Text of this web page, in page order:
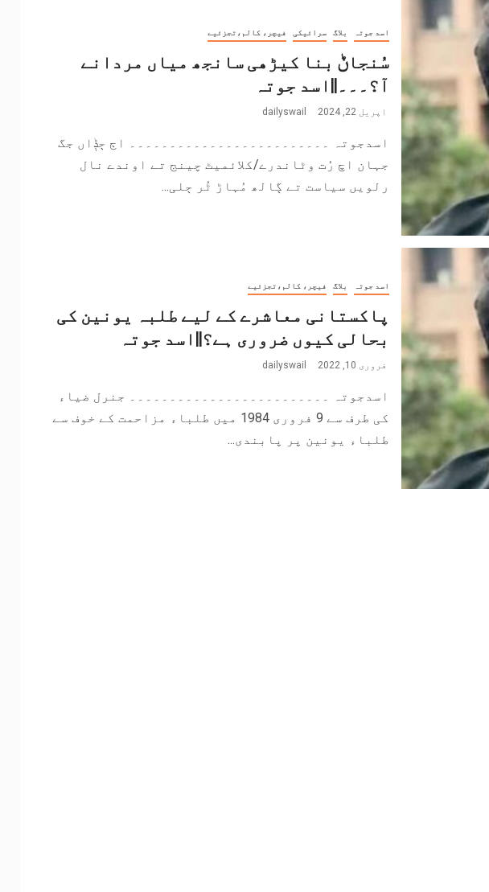
اسد جوتہ بلاگ سرائیکی فیچر، کالم،تجزئیے
سُنجاݨ بنا کیڑھی سانجھ میاں مردانے
آ؟۔۔۔||اسد جوتہ
اپریل 22, 2024 dailyswail
اسدجوتہ ۔۔۔۔۔۔۔۔۔۔۔۔۔۔۔۔۔۔۔۔۔۔۔۔۔ اڄ ڄݙاں جگ
جہان اچ رُت وٹاندرے/کلائمیٹ چینج تے اوندے نال
رلویں سیاست تے ڳالھ مُہاڑ ٹُر ڄلی...
اسد جوتہ بلاگ فیچر، کالم،تجزئیے
پاکستانی معاشرے کے لیے طلبہ یونین کی
بحالی کیوں ضروری ہے؟||اسد جوتہ
فروری 10, 2022 dailyswail
اسدجوتہ ۔۔۔۔۔۔۔۔۔۔۔۔۔۔۔۔۔۔۔۔۔۔۔۔۔ جنرل ضیاء
کی طرف سے 9 فروری 1984 میں طلباء مزاحمت کے خوف سے
طلباء یونین پر پابندی...